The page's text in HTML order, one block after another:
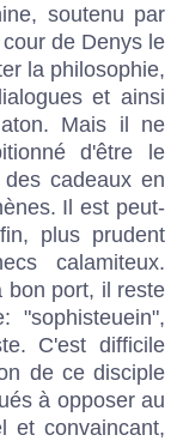
soutenu par
de Denys le
la philosophie,
et ainsi
Mais il ne
d'être le
cadeaux en
Il est peut-
plus prudent
calamiteux.
bon port, il reste
"sophisteuein",
C'est difficile
de ce disciple
à opposer au
et convaincant,